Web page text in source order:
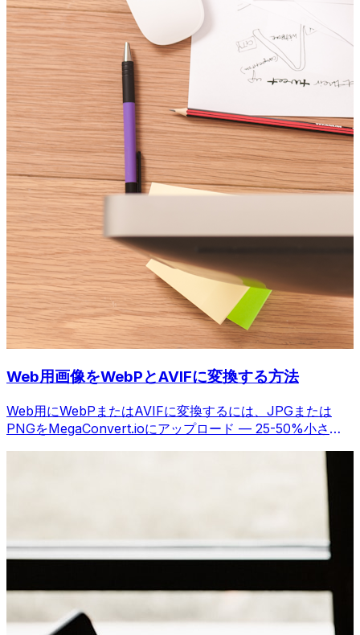
Web用画像をWebPとAVIFに変換する方法
Web用にWebPまたはAVIFに変換するには、JPGまたは
PNGをMegaConvert.ioにアップロード — 25-50%小さ